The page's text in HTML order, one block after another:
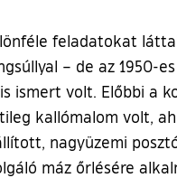
feladatokat
– de az 1950-
ismert volt. Előbbi a
kallómalom volt,
nagyüzemi
máz őrlésére